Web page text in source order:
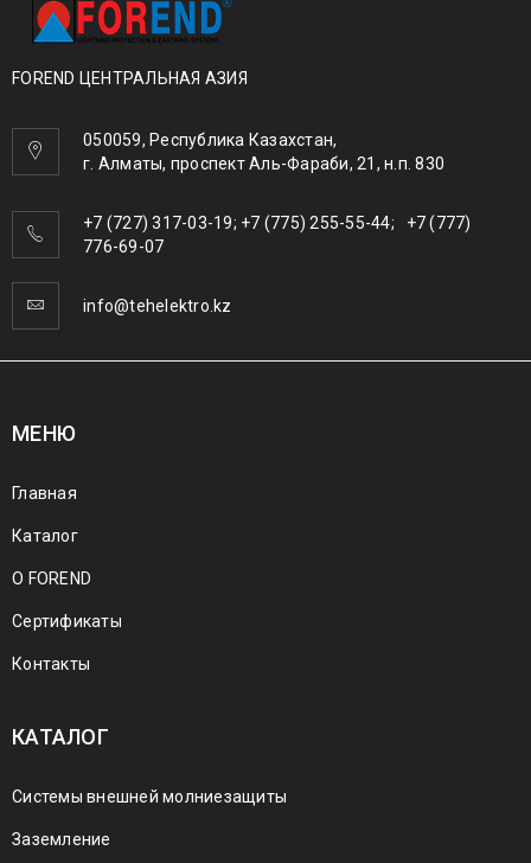
FOREND ЦЕНТРАЛЬНАЯ АЗИЯ
050059, Республика Казахстан,
г. Алматы, проспект Аль-Фараби, 21, н.п. 830
+7 (727) 317-03-19; +7 (775) 255-55-44; +7 (777)
776-69-07
info@tehelektro.kz
МЕНЮ
Главная
Каталог
О FOREND
Сертификаты
Контакты
КАТАЛОГ
Системы внешней молниезащиты
Заземление